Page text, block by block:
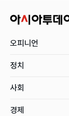
오피니언
정치
사회
경제